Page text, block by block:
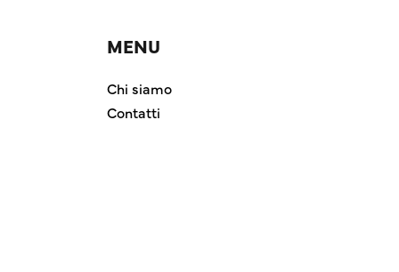
MENU
Chi siamo
Contatti